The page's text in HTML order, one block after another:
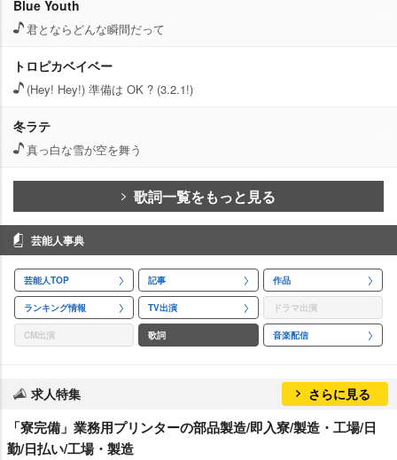
Blue Youth
君とならどんな瞬間だって
トロピカベイベー
(Hey! Hey!) 準備は OK ? (3.2.1!)
冬ラテ
真っ白な雪が空を舞う
歌詞一覧をもっと見る
芸能人事典
芸能人TOP 記事 作品
ランキング情報 TV出演 ドラマ出演
CM出演 歌詞 音楽配信
求人特集 さらに見る
「寮完備」業務用プリンターの部品製造/即入寮/製造・工場/日
勤/日払い/工場・製造